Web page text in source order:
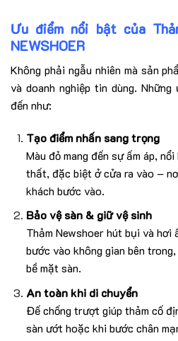
Ưu điểm nổi bật của
NEWSHOER
Không phải ngẫu nhiên mà sản
và doanh nghiệp tin dùng.
đến như:
Tạo điểm nhấn sang trọng
Màu đỏ mang đến sự ấm áp,
thất, đặc biệt ở cửa ra vào –
khách bước vào.
Bảo vệ sàn & giữ vệ sinh
Thảm Newshoer hút bụi và
bước vào không gian bên
bề mặt sàn.
An toàn khi di chuyển
Đế chống trượt giúp thảm cố
sàn ướt hoặc khi bước chân